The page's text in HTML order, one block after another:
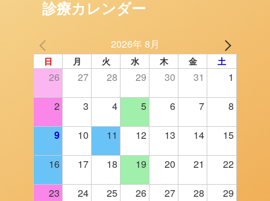
診療カレンダー
2026年 8月
日 月 火 水 木 金 土
26 27 28 29 30 31 1
2 3 4 5 6 7 8
9 10 11 12 13 14 15
16 17 18 19 20 21 22
23 24 25 26 27 28 29